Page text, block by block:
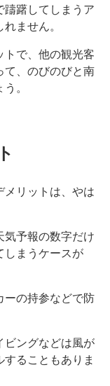
躊躇してしまうア
ません。
トで、他の観光客
て、のびのびと南
。
メリットは、やは
気予報の数字だけ
しまうケースが
ーの持参などで防
ビングなどは風が
ることもありま